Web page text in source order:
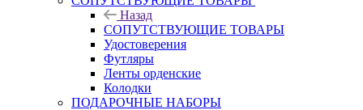
Назад
СОПУТСТВУЮЩИЕ ТОВАРЫ
Удостоверения
Футляры
Ленты орденские
Колодки
ПОДАРОЧНЫЕ НАБОРЫ